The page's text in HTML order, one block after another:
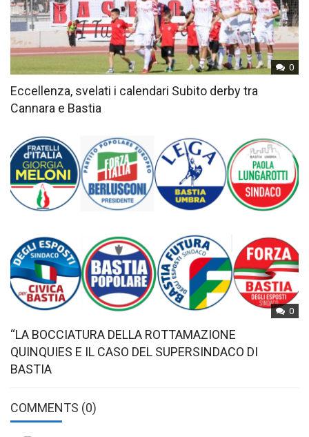
0
Eccellenza, svelati i calendari Subito derby tra
Cannara e Bastia
0
“LA BOCCIATURA DELLA ROTTAMAZIONE
QUINQUIES E IL CASO DEL SUPERSINDACO DI
BASTIA
COMMENTS (0)